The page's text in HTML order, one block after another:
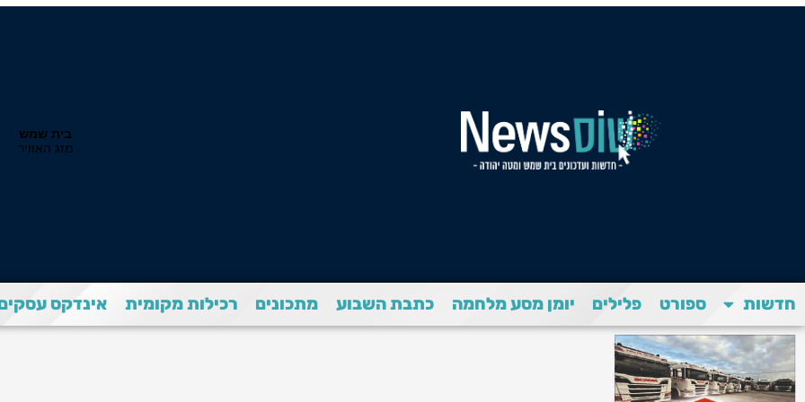
חדשות ספורט פלילים יומן מסע מלחמה כתבת השבוע מתכונים רכילות מקומית אינדקס